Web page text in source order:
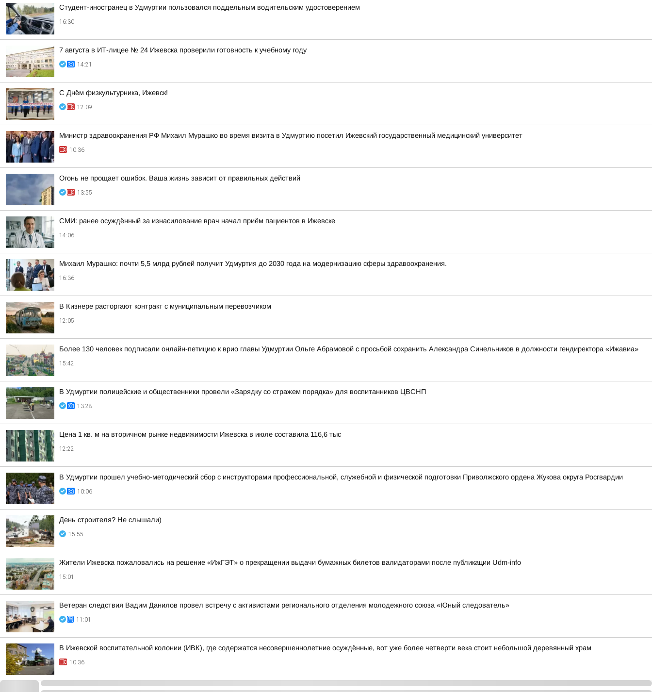
Студент-иностранец в Удмуртии пользовался поддельным водительским удостоверением
16:30
7 августа в ИТ-лицее № 24 Ижевска проверили готовность к учебному году
14:21
С Днём физкультурника, Ижевск!
12:09
Министр здравоохранения РФ Михаил Мурашко во время визита в Удмуртию посетил Ижевский государственный медицинский университет
10:36
Огонь не прощает ошибок. Ваша жизнь зависит от правильных действий
13:55
СМИ: ранее осуждённый за изнасилование врач начал приём пациентов в Ижевске
14:06
Михаил Мурашко: почти 5,5 млрд рублей получит Удмуртия до 2030 года на модернизацию сферы здравоохранения.
16:36
В Кизнере расторгают контракт с муниципальным перевозчиком
12:05
Более 130 человек подписали онлайн-петицию к врио главы Удмуртии Ольге Абрамовой с просьбой сохранить Александра Синельников в должности гендиректора «Ижавиа»
15:42
В Удмуртии полицейские и общественники провели «Зарядку со стражем порядка» для воспитанников ЦВСНП
13:28
Цена 1 кв. м на вторичном рынке недвижимости Ижевска в июле составила 116,6 тыс
12:22
В Удмуртии прошел учебно-методический сбор с инструкторами профессиональной, служебной и физической подготовки Приволжского ордена Жукова округа Росгвардии
10:06
День строителя? Не слышали)
15:55
Жители Ижевска пожаловались на решение «ИжГЭТ» о прекращении выдачи бумажных билетов валидаторами после публикации Udm-info
15:01
Ветеран следствия Вадим Данилов провел встречу с активистами регионального отделения молодежного союза «Юный следователь»
11:01
В Ижевской воспитательной колонии (ИВК), где содержатся несовершеннолетние осуждённые, вот уже более четверти века стоит небольшой деревянный храм
10:36